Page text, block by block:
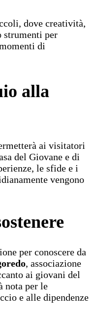
dove creatività,
strumenti per
di
alla
ai visitatori
del Giovane e di
le sfide e i
vengono
per conoscere da
, associazione
ai giovani del
nota per le
e alle dipendenze